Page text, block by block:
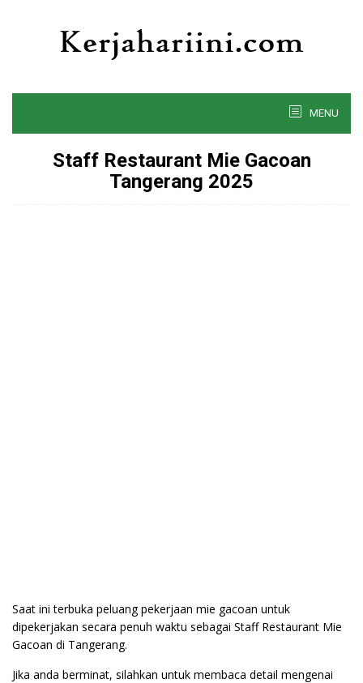
MENU
Staff Restaurant Mie Gacoan
Tangerang 2025
Saat ini terbuka peluang pekerjaan mie gacoan untuk
dipekerjakan secara penuh waktu sebagai Staff Restaurant Mie
Gacoan di Tangerang.
Jika anda berminat, silahkan untuk membaca detail mengenai